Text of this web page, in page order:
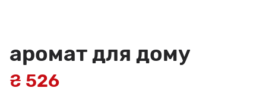
аромат для дому
₴ 526